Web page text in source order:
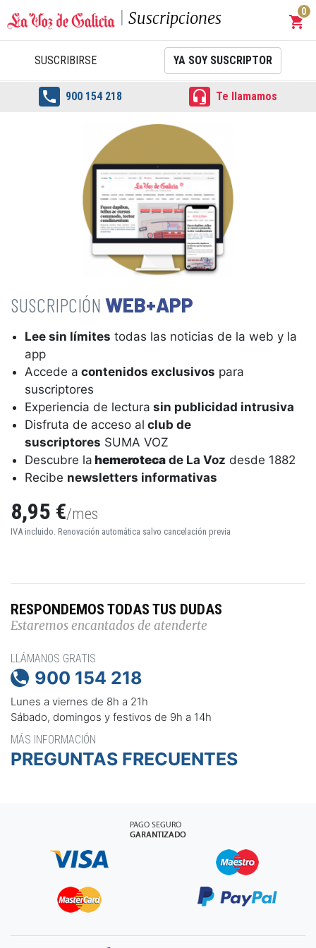
Suscripciones shopping_cart
0
SUSCRIBIRSE YA SOY SUSCRIPTOR
 900 154 218  Te llamamos
WEB+APP
Lee sin límites todas las noticias de la web y la
app
Accede a contenidos exclusivos para
suscriptores
Experiencia de lectura sin publicidad intrusiva
Disfruta de acceso al club de
suscriptores SUMA VOZ
Descubre la hemeroteca de La Voz desde 1882
Recibe newsletters informativas
8,95 €/mes
IVA incluido. Renovación automática salvo cancelación previa
RESPONDEMOS TODAS TUS DUDAS
Estaremos encantados de atenderte
LLÁMANOS GRATIS
 900 154 218
Lunes a viernes de 8h a 21h
Sábado, domingos y festivos de 9h a 14h
MÁS INFORMACIÓN
PREGUNTAS FRECUENTES